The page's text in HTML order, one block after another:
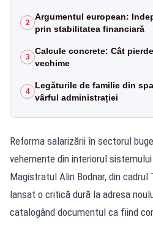
2
Argumentul european:
prin stabilitatea financiară
3
Calcule concrete: Cât
vechime
4
Legăturile de familie din
vârful administrației
Reforma salarizării în sectorul
vehemente din interiorul sistemului
Magistratul Alin Bodnar, din cadrul
lansat o critică dură la adresa
catalogând documentul ca fiind